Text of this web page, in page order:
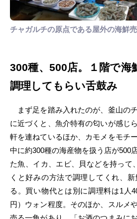
チャガルチの原点である屋外の海鮮売
300種、500店。１階で海
調理してもらい舌鼓み
まず足を踏み入れたのが、釜山の
に近づくと、魚介特有の匂いが感じ
軒を連ねているほか、カモメをモチ
中に約300種の海産物を扱う店が500
た魚、イカ、エビ、貝などを持って
くと好みの方法で調理してくれ、
る。買い物代とは別に調理料は1人
円）ウォン程度。そのほか、スルメ